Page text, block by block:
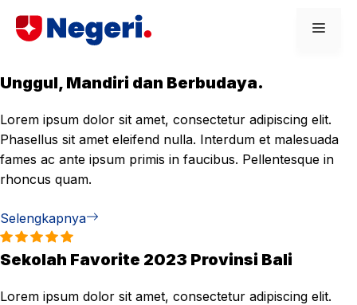
Unggul, Mandiri dan Berbudaya.
Lorem ipsum dolor sit amet, consectetur adipiscing elit.
Phasellus sit amet eleifend nulla. Interdum et malesuada
fames ac ante ipsum primis in faucibus. Pellentesque in
rhoncus quam.
Selengkapnya
Sekolah Favorite 2023 Provinsi Bali
Lorem ipsum dolor sit amet, consectetur adipiscing elit.